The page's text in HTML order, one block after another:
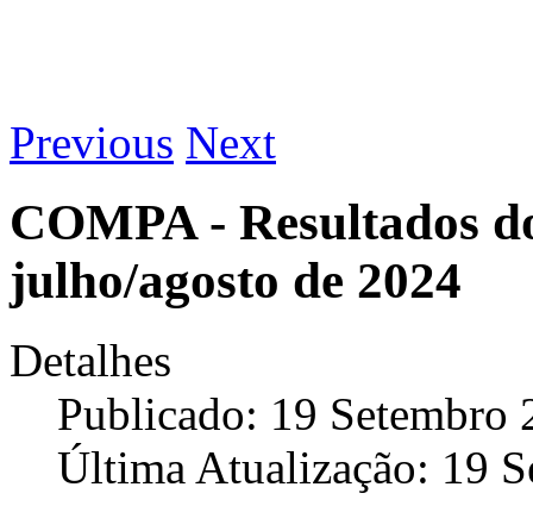
Previous Next
COMPA - Resultados
julho/agosto de 2024
Detalhes
Publicado: 19 Setembro
Última Atualização: 19